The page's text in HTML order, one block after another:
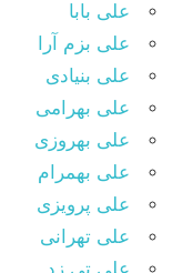
علی بابا
علی بزم آرا
علی بنیادی
علی بهرامی
علی بهروزی
علی بهمرام
علی پرویزی
علی تهرانی